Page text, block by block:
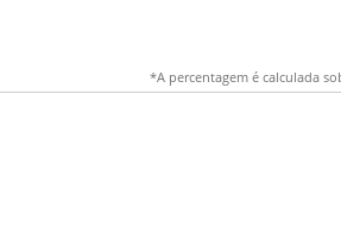
*A percentagem é calculada